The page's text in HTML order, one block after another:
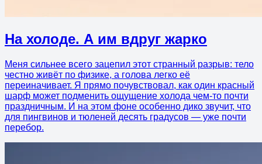
На холоде. А им вдруг жарко
Меня сильнее всего зацепил этот странный разрыв: тело
честно живёт по физике, а голова легко её
переиначивает. Я прямо почувствовал, как один красный
шарф может подменить ощущение холода чем-то почти
праздничным. И на этом фоне особенно дико звучит, что
для пингвинов и тюленей десять градусов — уже почти
перебор.